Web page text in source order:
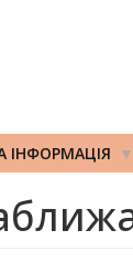
ІНФОРМАЦІЯ